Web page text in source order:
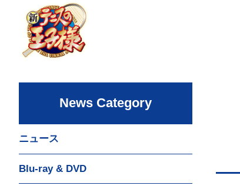
News Category
ニュース
Blu-ray & DVD